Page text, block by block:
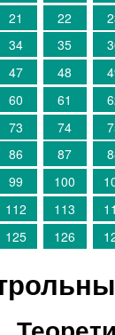
21 22
34 35
47 48
60 61
73 74
86 87
99 100
112 113
125 126